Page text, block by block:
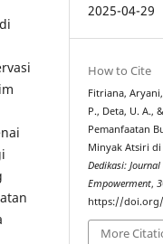
2025-04-29
How to Cite
Fitriana,
P., Deta, U. A.,
Pemanfaatan
Minyak Atsiri di
Dedikasi:
Empowerment,3
https://doi.org/
More